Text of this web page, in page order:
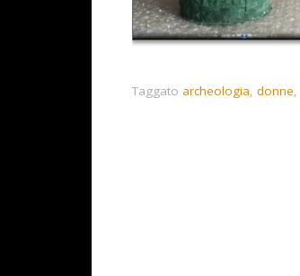
Taggato archeologia, donne,